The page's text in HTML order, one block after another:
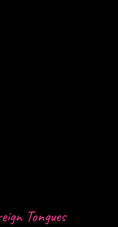
Tongues